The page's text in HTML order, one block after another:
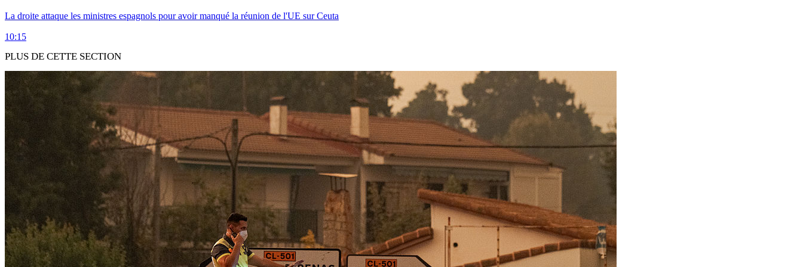
La droite attaque les ministres espagnols pour avoir manqué la réunion de l'UE sur Ceuta
10:15
PLUS DE CETTE SECTION